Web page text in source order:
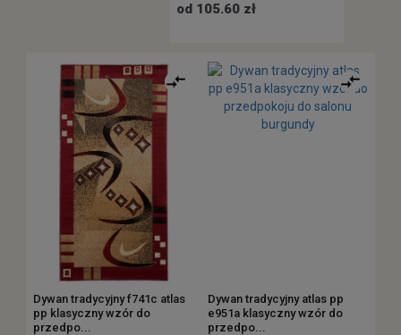
od 105.60 zł
Dywan tradycyjny f741c atlas
pp klasyczny wzór do
przedpo...
Dywan tradycyjny atlas pp
e951a klasyczny wzór do
przedpo...